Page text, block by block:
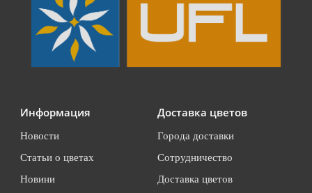
Информация
Новости
Статьи о цветах
Новини
Доставка цветов
Города доставки
Сотрудничество
Доставка цветов